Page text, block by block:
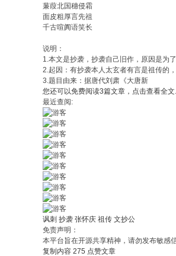
蒹葭北国穗侵霜
面皮粗厚言先祖
千古喧阗语笑长
说明：
1.本文是抄袭，抄袭自己旧作，原因是为
2.起因：有抄袭本人太玄者有言是祖传的
3.题目由来：据唐代刘肃《大唐新
您还可以免费阅读3篇文章，点击查看全文
最近查阅:
讽刺 抄袭 张怀庆 祖传 文抄公
免责声明：
本平台旨在开源共享精神，请勿发布敏感
复制内容 275 点赞文章